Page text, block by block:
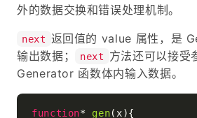
外的数据交换和错误处理机制。
next 返回值的 value 属性，是
输出数据；
next
方法还可以接受
Generator 函数体内输入数据。
function* gen(x){